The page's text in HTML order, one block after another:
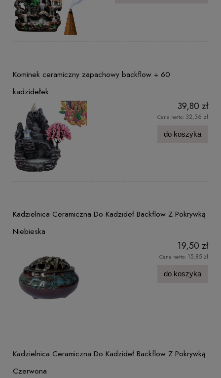
Kominek ceramiczny zapachowy backflow + 60
kadzidełek
39,80 zł
Cena netto: 32,36 zł
do koszyka
Kadzielnica Ceramiczna Do Kadzideł Backflow Z Pokrywką
Niebieska
19,50 zł
Cena netto: 15,85 zł
do koszyka
Kadzielnica Ceramiczna Do Kadzideł Backflow Z Pokrywką
Czerwona